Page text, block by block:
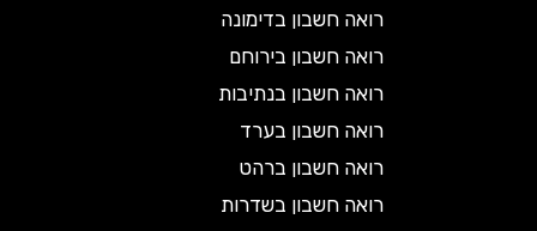
רואה חשבון בדימונה
רואה חשבון בירוחם
רואה חשבון בנתיבות
רואה חשבון בערד
רואה חשבון ברהט
רואה חשבון בשדרות